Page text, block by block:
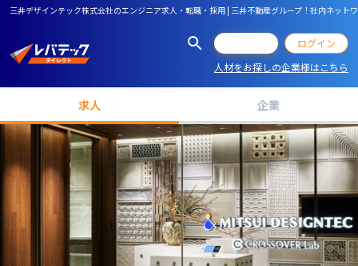
三井デザインテック株式会社のエンジニア求人・転職・採用 | 三井不動産グループ！社内ネッ
ログイン
人材をお探しの企業様はこちら
求人 企業